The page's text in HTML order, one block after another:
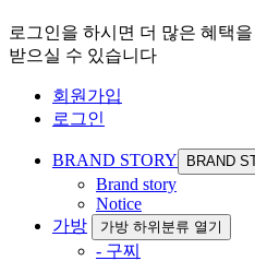
로그인을 하시면 더 많은 혜택을
받으실 수 있습니다
회원가입
로그인
BRAND STORY BRAND
Brand story
Notice
가방
가방 하위분류 열기
- 구찌